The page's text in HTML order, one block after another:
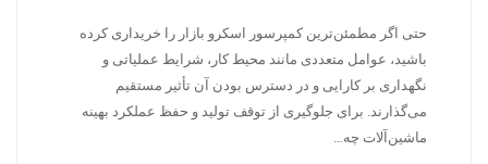
حتی اگر مطمئن‌ترین کمپرسور اسکرو بازار را خریداری کرده
باشید، عوامل متعددی مانند محیط کار، شرایط عملیاتی و
نگهداری بر کارایی و در دسترس بودن آن تأثیر مستقیم
می‌گذارند. برای جلوگیری از توقف تولید و حفظ عملکرد بهینه
ماشین‌آلات چه…